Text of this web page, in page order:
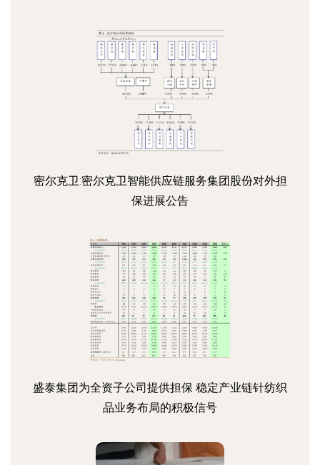
密尔克卫:密尔克卫智能供应链服务集团股份对外担
保进展公告
盛泰集团为全资子公司提供担保 稳定产业链针纺织
品业务布局的积极信号